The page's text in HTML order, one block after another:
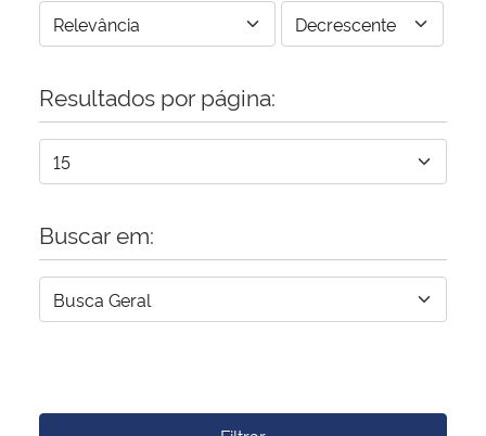
Resultados por página:
Buscar em: